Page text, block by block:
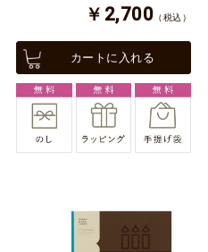
￥2,700 （税込）
カートに入れる